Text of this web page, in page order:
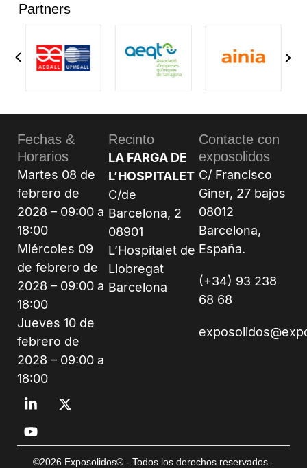
Partners
Fechas &
Horarios
Martes 08 de
febrero de
2028 – 09:00 a
18:00
Miércoles 09
de febrero de
2028 – 09:00 a
18:00
Jueves 10 de
febrero de
2028 – 09:00 a
18:00
Recinto
LA FARGA DE
L’HOSPITALET
C/de
Barcelona, 2
08901
L’Hospitalet de
Llobregat
Barcelona
Contacte con
exposolidos
C/ Francisco
Giner, 27 bajos
08012
Barcelona,
España.
(+34) 93 238
68 68
©2026 Exposolidos® - Todos los derechos reservados -